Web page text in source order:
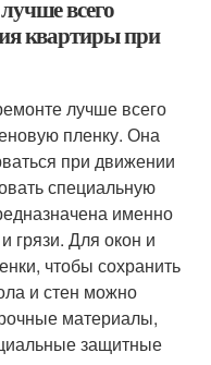
всего
квартиры при
лучше всего
пленку. Она
при движении
специальную
именно
грязи. Для окон и
чтобы сохранить
и стен можно
материалы,
защитные